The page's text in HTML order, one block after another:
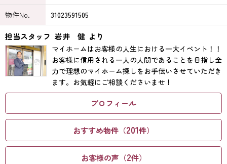
物件No.
31023591505
担当スタッフ 岩井 健 より
マイホームはお客様の人生における一大イベント！！
お客様に信用される一人の人間であることを目指し全
力で理想のマイホーム探しをお手伝いさせていただき
ます。お気軽にご相談くださいませ！
プロフィール
おすすめ物件（201件）
お客様の声（2件）